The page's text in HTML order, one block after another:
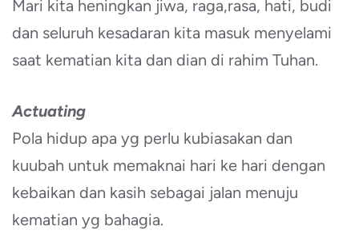
Mari kita heningkan jiwa, raga,rasa, hati, budi
dan seluruh kesadaran kita masuk menyelami
saat kematian kita dan dian di rahim Tuhan.
Actuating
Pola hidup apa yg perlu kubiasakan dan
kuubah untuk memaknai hari ke hari dengan
kebaikan dan kasih sebagai jalan menuju
kematian yg bahagia.